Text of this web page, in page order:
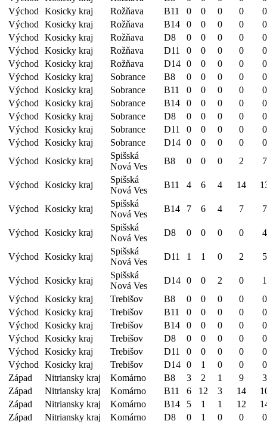
Východ
Kosicky kraj Rožňava B11 0 0 0 0
0
Východ
Kosicky kraj Rožňava B14 0 0 0 0
0
Východ
Kosicky kraj Rožňava D8 0 0 0 0
0
Východ
Kosicky kraj Rožňava D11 0 0 0 0
0
Východ
Kosicky kraj Rožňava D14 0 0 0 0
0
Východ
Kosicky kraj Sobrance B8 0 0 0 0
0
Východ
Kosicky kraj Sobrance B11 0 0 0 0
0
Východ
Kosicky kraj Sobrance B14 0 0 0 0
0
Východ
Kosicky kraj Sobrance D8 0 0 0 0
0
Východ
Kosicky kraj Sobrance D11 0 0 0 0
0
Východ
Kosicky kraj Sobrance D14 0 0 0 0
0
Východ
Kosicky kraj
Spišská
Nová Ves
B8 0 0 0 2 7
Východ Kosicky kraj
Spišská
Nová Ves
B11 4 6 4 14
Východ Kosicky kraj
Spišská
Nová Ves
B14 7 6 4 7 7
Východ Kosicky kraj
Spišská
Nová Ves
D8 0 0 0 0 4
Východ Kosicky kraj
Spišská
Nová Ves
D11 1 1 0 2 5
Východ Kosicky kraj
Spišská
Nová Ves
D14 0 0 2 0
1
Východ
Kosicky kraj Trebišov B8 0 0 0 0
0
Východ
Kosicky kraj Trebišov B11 0 0 0 0
0
Východ
Kosicky kraj Trebišov B14 0 0 0 0
0
Východ
Kosicky kraj Trebišov D8 0 0 0 0
0
Východ
Kosicky kraj Trebišov D11 0 0 0 0
0
Východ
Kosicky kraj Trebišov D14 0 1 0 0
0
Západ
Nitriansky kraj Komárno B8 3 2 1 9
3
Západ
Nitriansky kraj Komárno B11 6 12 3 14
Západ
Nitriansky kraj Komárno B14 5 1 1 12
Západ
Nitriansky kraj Komárno D8 0 1 0 0
0